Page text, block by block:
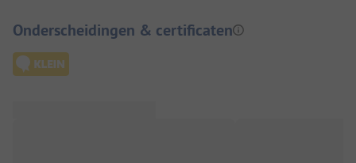
Onderscheidingen & certificaten